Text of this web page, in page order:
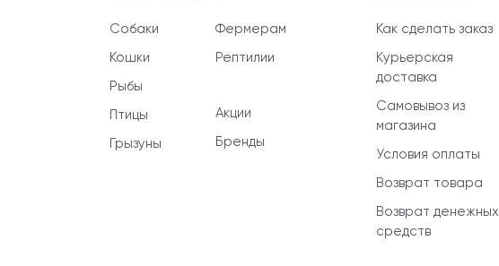
Собаки
Кошки
Рыбы
Птицы
Грызуны
Фермерам
Рептилии
Акции
Бренды
Как сделать заказ
Курьерская
доставка
Самовывоз из
магазина
Условия оплаты
Возврат товара
Возврат денежных
средств